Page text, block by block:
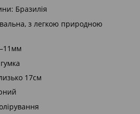
Бразилія
з легкою природною
17см